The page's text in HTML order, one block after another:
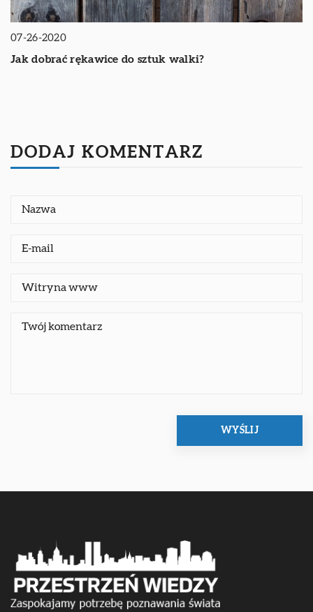
07-26-2020
Jak dobrać rękawice do sztuk walki?
DODAJ KOMENTARZ